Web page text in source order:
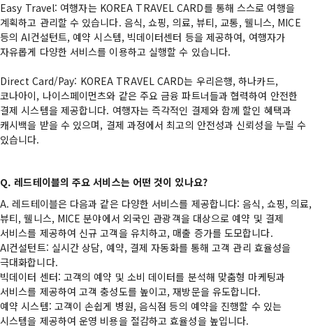
Easy Travel: 여행자는 KOREA TRAVEL CARD를 통해 스스로 여행을
계획하고 관리할 수 있습니다. 음식, 쇼핑, 의료, 뷰티, 교통, 웰니스, MICE
등의 AI컨설턴트, 예약 시스템, 빅데이터센터 등을 제공하여, 여행자가
자유롭게 다양한 서비스를 이용하고 실행할 수 있습니다.
Direct Card/Pay: KOREA TRAVEL CARD는 우리은행, 하나카드,
코나아이, 나이스페이먼츠와 같은 주요 금융 파트너들과 협력하여 안전한
결제 시스템을 제공합니다. 여행자는 즉각적인 결제와 함께 할인 혜택과
캐시백을 받을 수 있으며, 결제 과정에서 최고의 안전성과 신뢰성을 누릴 수
있습니다.
Q. 레드테이블의 주요 서비스는 어떤 것이 있나요?
A. 레드테이블은 다음과 같은 다양한 서비스를 제공합니다: 음식, 쇼핑, 의료,
뷰티, 웰니스, MICE 분야에서 외국인 관광객을 대상으로 예약 및 결제
서비스를 제공하여 신규 고객을 유치하고, 매출 증가를 도모합니다.
AI컨설턴트: 실시간 상담, 예약, 결제 자동화를 통해 고객 관리 효율성을
극대화합니다.
빅데이터 센터: 고객의 예약 및 소비 데이터를 분석해 맞춤형 마케팅과
서비스를 제공하여 고객 충성도를 높이고, 재방문을 유도합니다.
예약 시스템: 고객이 손쉽게 병원, 음식점 등의 예약을 진행할 수 있는
시스템을 제공하여 운영 비용을 절감하고 효율성을 높입니다.